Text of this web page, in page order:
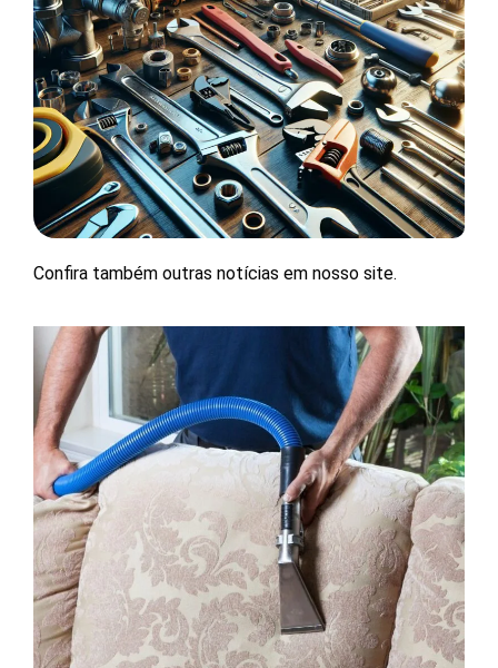
Confira também outras notícias em nosso site.